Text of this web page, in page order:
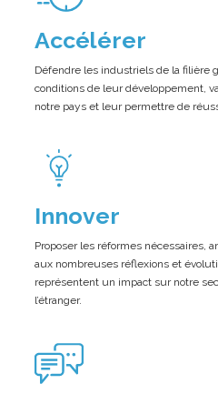
Accélérer
Défendre les industriels de la filière
conditions de leur développement,
notre pays et leur permettre de
Innover
Proposer les réformes nécessaires,
aux nombreuses réflexions et
représentent un impact sur notre
l’étranger.